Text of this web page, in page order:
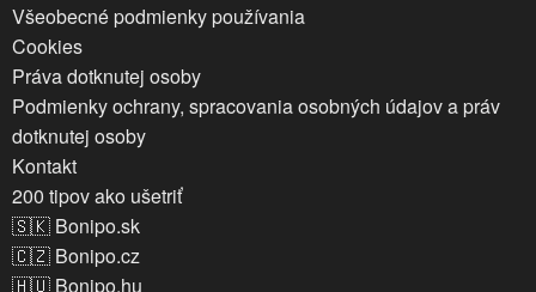
Všeobecné podmienky používania
Cookies
Práva dotknutej osoby
Podmienky ochrany, spracovania osobných údajov a práv
dotknutej osoby
Kontakt
200 tipov ako ušetriť
🇸🇰 Bonipo.sk
🇨🇿 Bonipo.cz
🇭🇺 Bonipo.hu